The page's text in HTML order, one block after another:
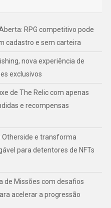
RPG competitivo pode
cadastro e sem carteira
nova experiência de
exclusivos
de The Relic com apenas
e recompensas
Otherside e transforma
para detentores de NFTs
de Missões com desafios
acelerar a progressão